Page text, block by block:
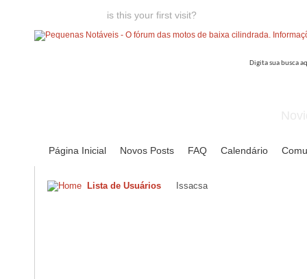
is this your first visit?
Página Inicial Novos Posts FAQ Calendário
Lista de Usuários Issacsa